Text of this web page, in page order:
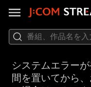
システムエラー
間を置いてから